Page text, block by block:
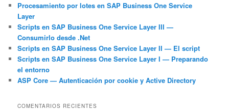
Procesamiento por lotes en SAP Business One Service
Layer
Scripts en SAP Business One Service Layer III —
Consumirlo desde .Net
Scripts en SAP Business One Service Layer II — El script
Scripts en SAP Business One Service Layer I — Preparando
el entorno
ASP Core — Autenticación por cookie y Active Directory
COMENTARIOS RECIENTES